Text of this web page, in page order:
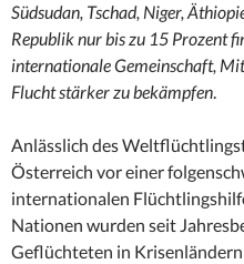
Südsudan, Tschad, Niger,
Republik nur bis zu 15 Prozent
internationale Gemeinschaft,
Flucht stärker zu bekämpfen.
Anlässlich des
Österreich vor einer
internationalen
Nationen wurden seit
Geflüchteten in Krisenländern